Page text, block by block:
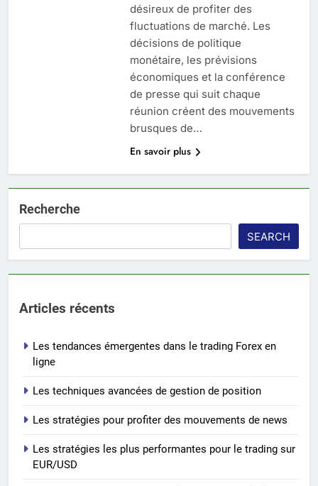
désireux de profiter des
fluctuations de marché. Les
décisions de politique
monétaire, les prévisions
économiques et la conférence
de presse qui suit chaque
réunion créent des mouvements
brusques de…
En savoir plus
Recherche
SEARCH
Articles récents
Les tendances émergentes dans le trading Forex en
ligne
Les techniques avancées de gestion de position
Les stratégies pour profiter des mouvements de news
Les stratégies les plus performantes pour le trading sur
EUR/USD